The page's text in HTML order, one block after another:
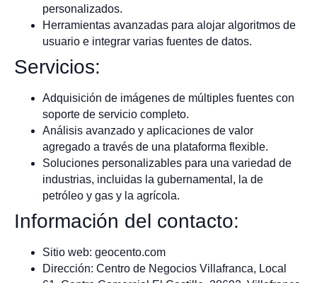
personalizados.
Herramientas avanzadas para alojar algoritmos de
usuario e integrar varias fuentes de datos.
Servicios:
Adquisición de imágenes de múltiples fuentes con
soporte de servicio completo.
Análisis avanzado y aplicaciones de valor
agregado a través de una plataforma flexible.
Soluciones personalizables para una variedad de
industrias, incluidas la gubernamental, la de
petróleo y gas y la agrícola.
Información del contacto:
Sitio web: geocento.com
Dirección: Centro de Negocios Villafranca, Local